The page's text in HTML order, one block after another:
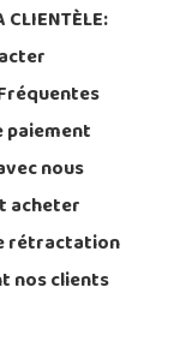
CLIENTÈLE:
paiement
nous
acheter
rétractation
nos clients